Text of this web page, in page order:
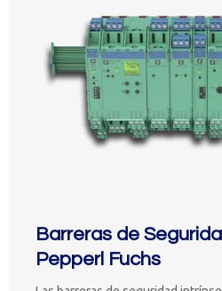
Barreras de
Pepperl Fuchs